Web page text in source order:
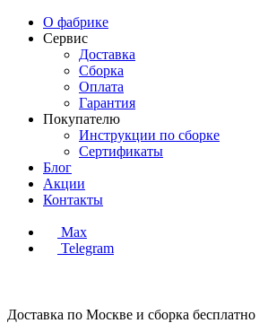
О фабрике
Сервис
Доставка
Сборка
Оплата
Гарантия
Покупателю
Инструкции по сборке
Сертификаты
Блог
Акции
Контакты
Max
Telegram
Доставка по Москве и сборка бесплатно